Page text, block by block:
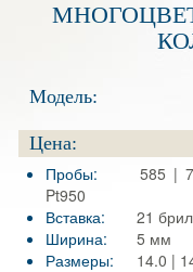
Модель:
Цена:
Пробы:
585 |
Pt950
Вставка:
21
Ширина:
5 мм
Размеры:
14.0 |